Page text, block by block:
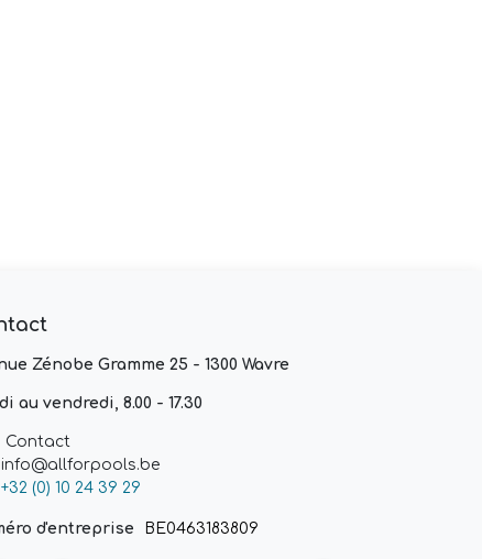
Zénobe Gramme 25 - 1300 Wavre
au vendredi, 8.00 - 17.30
Contact
info@allforpools.be
+32 (0) 10 24 39 29
d'entreprise BE0463183809